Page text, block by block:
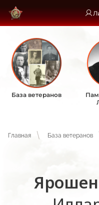
База ветеранов
Главная База ветеранов